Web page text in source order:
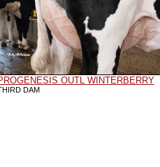
OUTL WINTERBERRY
DAM